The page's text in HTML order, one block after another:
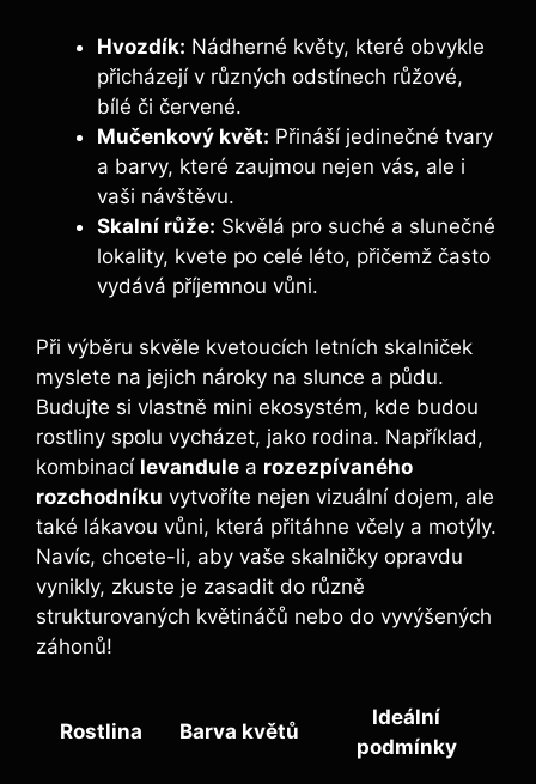
Hvozdík: Nádherné květy, které obvykle
přicházejí v různých odstínech růžové,
bílé či červené.
Mučenkový květ: Přináší jedinečné tvary
a barvy, které zaujmou nejen vás, ale i
vaši návštěvu.
Skalní růže: Skvělá pro suché a slunečné
lokality, kvete po celé léto, přičemž často
vydává příjemnou vůni.
Při výběru skvěle kvetoucích letních skalniček
myslete na jejich nároky na slunce a půdu.
Budujte si vlastně mini ekosystém, kde budou
rostliny spolu vycházet, jako rodina. Například,
kombinací levandule a rozezpívaného
rozchodníku vytvoříte nejen vizuální dojem, ale
také lákavou vůni, která přitáhne včely a motýly.
Navíc, chcete-li, aby vaše skalničky opravdu
vynikly, zkuste je zasadit do různě
strukturovaných květináčů nebo do vyvýšených
záhonů!
Rostlina Barva květů
Ideální
podmínky